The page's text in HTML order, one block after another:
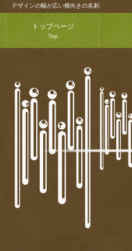
デザインの幅が広い横向きの名刺
トップページ
Top